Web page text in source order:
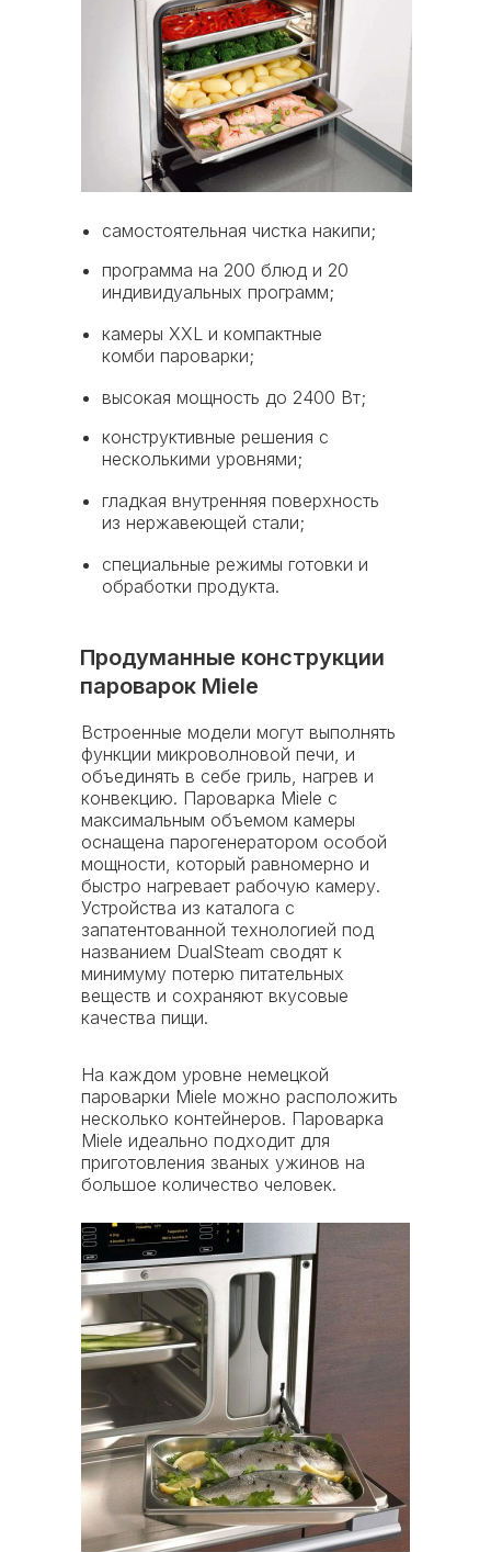
самостоятельная чистка накипи;
программа на 200 блюд и 20
индивидуальных программ;
камеры XXL и компактные
комби пароварки;
высокая мощность до 2400 Вт;
конструктивные решения с
несколькими уровнями;
гладкая внутренняя поверхность
из нержавеющей стали;
специальные режимы готовки и
обработки продукта.
Продуманные конструкции
пароварок Miele
Встроенные модели могут выполнять
функции микроволновой печи, и
объединять в себе гриль, нагрев и
конвекцию. Пароварка Miele с
максимальным объемом камеры
оснащена парогенератором особой
мощности, который равномерно и
быстро нагревает рабочую камеру.
Устройства из каталога с
запатентованной технологией под
названием DualSteam сводят к
минимуму потерю питательных
веществ и сохраняют вкусовые
качества пищи.
На каждом уровне немецкой
пароварки Miele можно расположить
несколько контейнеров. Пароварка
Miele идеально подходит для
приготовления званых ужинов на
большое количество человек.
Гарантийная
программа Miele
Trade- надежная
защита вашей техники
по всей России и СНГ
дней средний срок
гарантийного ремонта
36
14
ПРАВИЛА ВОЗВРАТА
год честной
гарантии по
договору*
*с возможностью
увеличения
1
ПОДМЕННЫЙ ФОНД
Вопросы и ответы
про Гарантию